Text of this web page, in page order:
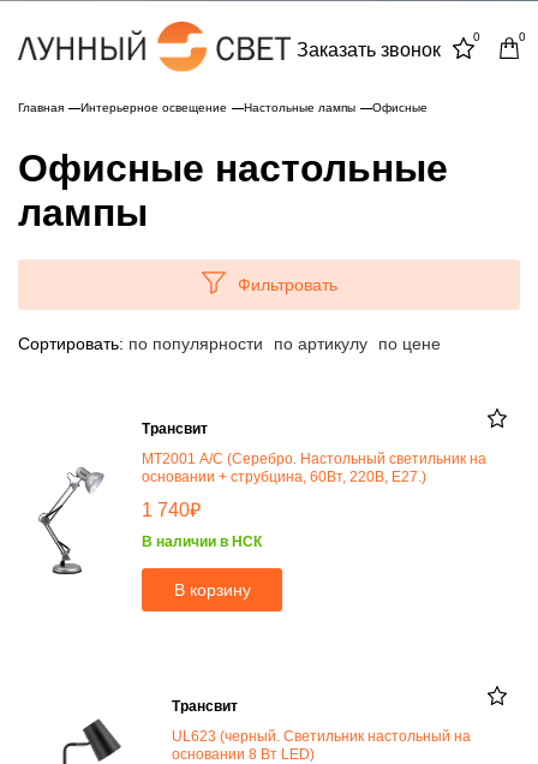
Заказать звонок
0 0
Главная Интерьерное освещение Настольные лампы Офисные
Офисные настольные
лампы
Фильтровать
Сортировать: по популярности по артикулу по цене
Трансвит
МТ2001 А/С (Серебро. Настольный светильник на
основании + струбцина, 60Вт, 220В, Е27.)
1 740₽
В наличии в НСК
В корзину
Трансвит
UL623 (черный. Светильник настольный на
основании 8 Вт LED)